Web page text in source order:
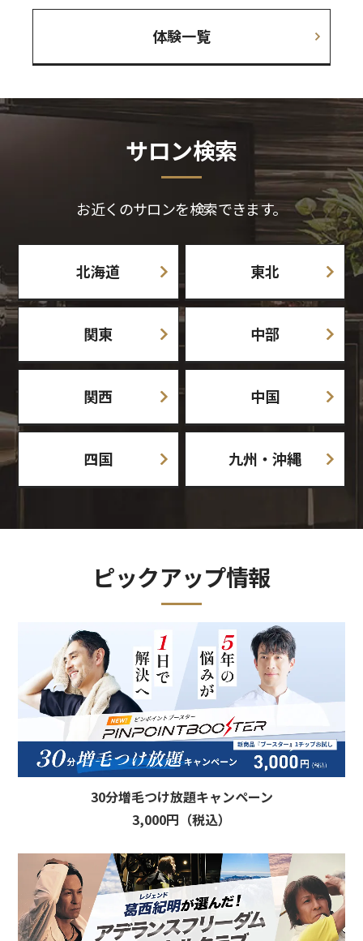
体験一覧
サロン検索
お近くのサロンを検索できます。
北海道 東北
関東 中部
関西 中国
四国 九州・沖縄
ピックアップ情報
30分増毛つけ放題キャンペーン
3,000円（税込）